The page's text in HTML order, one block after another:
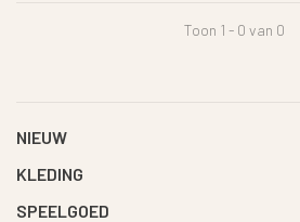
Toon 1 - 0 van 0
NIEUW
KLEDING
SPEELGOED